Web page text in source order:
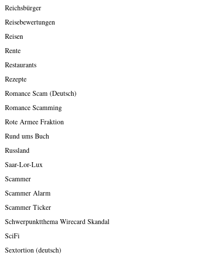
Reichsbürger
Reisebewertungen
Reisen
Rente
Restaurants
Rezepte
Romance Scam (Deutsch)
Romance Scamming
Rote Armee Fraktion
Rund ums Buch
Russland
Saar-Lor-Lux
Scammer
Scammer Alarm
Scammer Ticker
Schwerpunktthema Wirecard Skandal
SciFi
Sextortion (deutsch)